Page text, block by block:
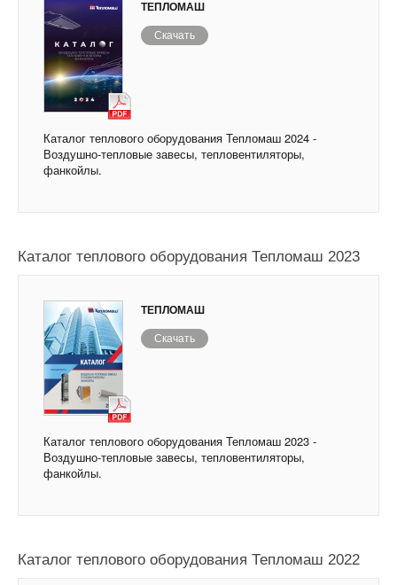
ТЕПЛОМАШ
Скачать
Каталог теплового оборудования Тепломаш 2024 -
Воздушно-тепловые завесы, тепловентиляторы,
фанкойлы.
Каталог теплового оборудования Тепломаш 2023
ТЕПЛОМАШ
Скачать
Каталог теплового оборудования Тепломаш 2023 -
Воздушно-тепловые завесы, тепловентиляторы,
фанкойлы.
Каталог теплового оборудования Тепломаш 2022